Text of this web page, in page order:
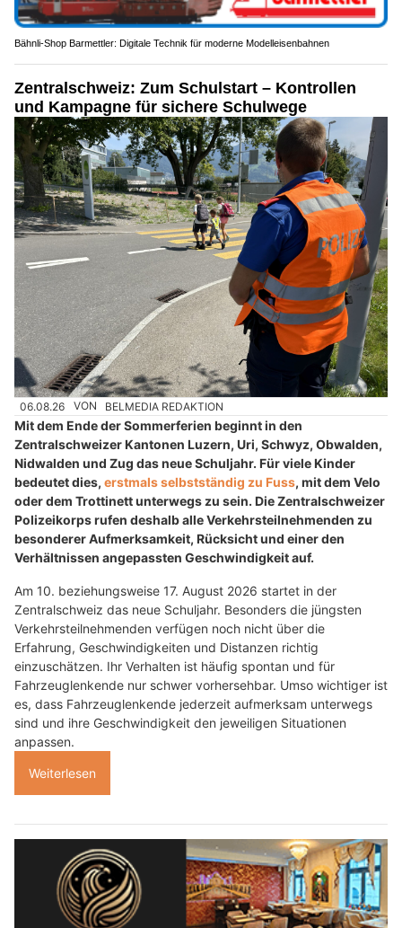
Bähnli-Shop Barmettler: Digitale Technik für moderne Modelleisenbahnen
Zentralschweiz: Zum Schulstart – Kontrollen
und Kampagne für sichere Schulwege
06.08.26 VON BELMEDIA REDAKTION
Mit dem Ende der Sommerferien beginnt in den
Zentralschweizer Kantonen Luzern, Uri, Schwyz, Obwalden,
Nidwalden und Zug das neue Schuljahr. Für viele Kinder
bedeutet dies, erstmals selbstständig zu Fuss, mit dem Velo
oder dem Trottinett unterwegs zu sein. Die Zentralschweizer
Polizeikorps rufen deshalb alle Verkehrsteilnehmenden zu
besonderer Aufmerksamkeit, Rücksicht und einer den
Verhältnissen angepassten Geschwindigkeit auf.
Am 10. beziehungsweise 17. August 2026 startet in der
Zentralschweiz das neue Schuljahr. Besonders die jüngsten
Verkehrsteilnehmenden verfügen noch nicht über die
Erfahrung, Geschwindigkeiten und Distanzen richtig
einzuschätzen. Ihr Verhalten ist häufig spontan und für
Fahrzeuglenkende nur schwer vorhersehbar. Umso wichtiger ist
es, dass Fahrzeuglenkende jederzeit aufmerksam unterwegs
sind und ihre Geschwindigkeit den jeweiligen Situationen
anpassen.
Weiterlesen